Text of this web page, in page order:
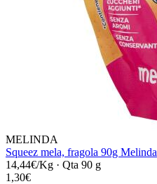
MELINDA
Squeez mela, fragola 90g Melinda
14,44€/Kg · Qta 90 g
1,30€